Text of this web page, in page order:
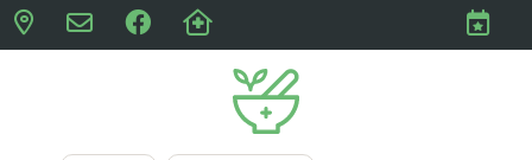
Pharmacies Clabots &